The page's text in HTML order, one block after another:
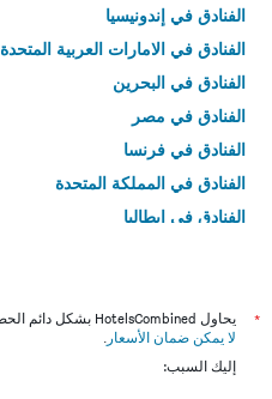
الفنادق في إندونيسيا
الفنادق في الامارات العربية المتحدة
الفنادق في البحرين
الفنادق في مصر
الفنادق في فرنسا
الفنادق في المملكة المتحدة
الفنادق في إيطاليا
*
يحاول HotelsCombined بشكل دائم الحصول على الأسعار الدقيقة، ولكن
لا يمكن ضمان الأسعار .
إليك السبب: